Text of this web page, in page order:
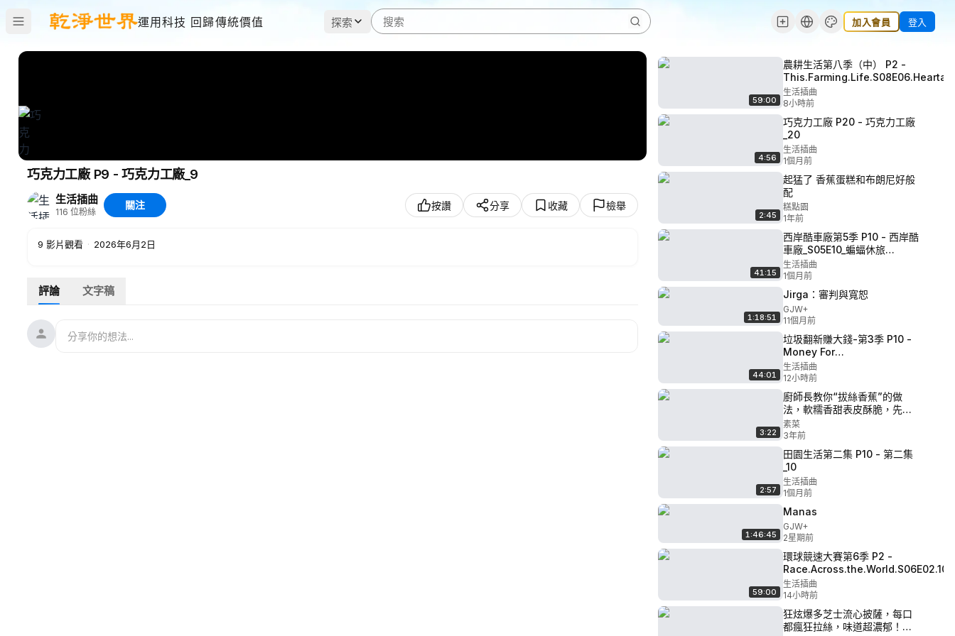
運用科技 回歸傳統價值 探索 加入會員 登入
巧克力工廠 P9 - 巧克力工廠_9
生活插曲
116 位粉絲
關注 按讚 分享 收藏 檢舉
9 影片觀看 · 2026年6月2日
評論 文字稿
59:00
農耕生活第八季（中） P2 -
生活插曲
8小時前
4:56
巧克力工廠 P20 - 巧克力工廠
_20
生活插曲
1個月前
2:45
起猛了 香蕉蛋糕和布朗尼好般
配
糕點園
1年前
41:15
西岸酷車廠第5季 P10 - 西岸酷
車廠_S05E10_蝙蝠休旅
車.UMMU.NET
生活插曲
1個月前
1:18:51
Jirga：審判與寬恕
GJW+
11個月前
44:01
垃圾翻新賺大錢-第3季 P10 -
Money For
Nothing_S03E10_Episode
10.UMMU.NET
生活插曲
12小時前
3:22
廚師長教你“拔絲香蕉”的做
法，軟糯香甜表皮酥脆，先收
藏起來
素菜
3年前
2:57
田園生活第二集 P10 - 第二集
_10
生活插曲
1個月前
1:46:45
Manas
GJW+
2星期前
59:00
環球競速大賽第6季 P2 -
生活插曲
14小時前
狂炫爆多芝士流心披薩，每口
都瘋狂拉絲，味道超濃郁！